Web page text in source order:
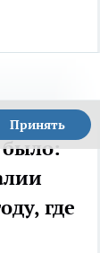
Принять
где